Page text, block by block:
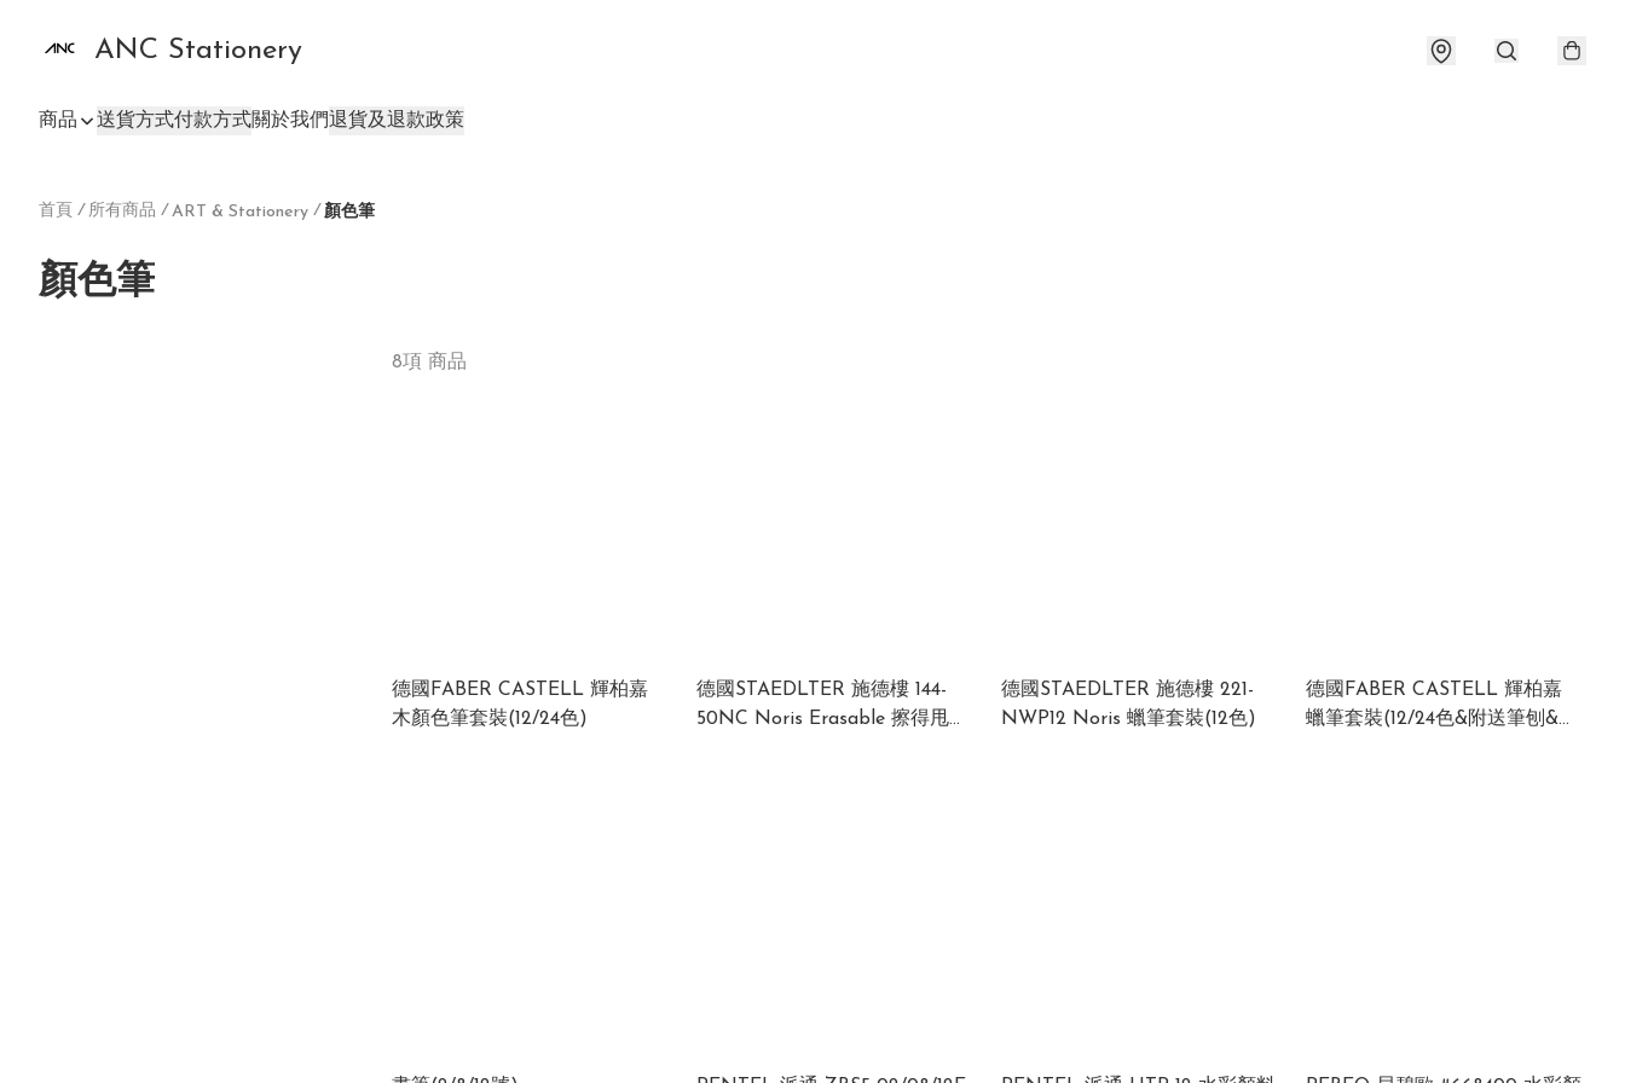
ANC Stationery
商品 送貨方式付款方式關於我們退貨及退款政策
首頁 / 所有商品 / ART & Stationery / 顏色筆
顏色筆
8項 商品
德國FABER CASTELL 輝柏嘉
木顏色筆套裝(12/24色)
德國STAEDLTER 施德樓 144-
50NC Noris Erasable 擦得甩木
德國STAEDLTER 施德樓 221-
NWP12 Noris 蠟筆套裝(12色)
德國FABER CASTELL 輝柏嘉
蠟筆套裝(12/24色&附送筆刨&擦